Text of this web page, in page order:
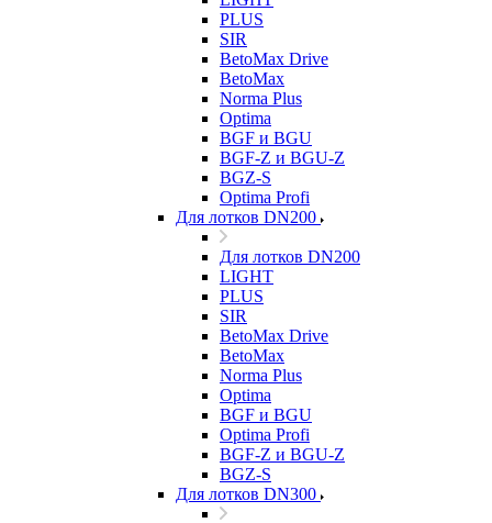
PLUS
SIR
BetoMax Drive
BetoMax
Norma Plus
Optima
BGF и BGU
BGF-Z и BGU-Z
BGZ-S
Optima Profi
Для лотков DN200
Для лотков DN200
LIGHT
PLUS
SIR
BetoMax Drive
BetoMax
Norma Plus
Optima
BGF и BGU
Optima Profi
BGF-Z и BGU-Z
BGZ-S
Для лотков DN300